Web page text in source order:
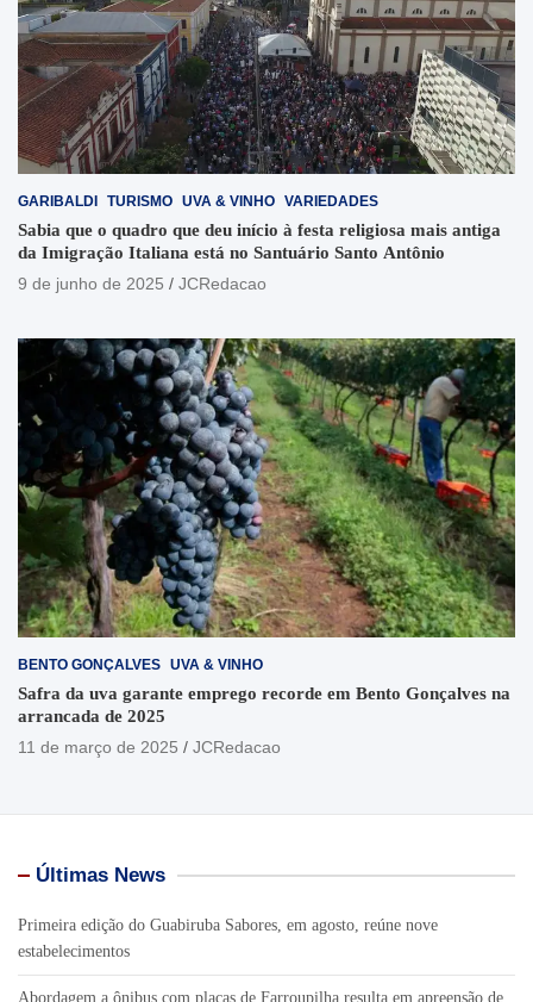
GARIBALDI TURISMO UVA & VINHO VARIEDADES
Sabia que o quadro que deu início à festa religiosa mais antiga
da Imigração Italiana está no Santuário Santo Antônio
9 de junho de 2025
JCRedacao
BENTO GONÇALVES UVA & VINHO
Safra da uva garante emprego recorde em Bento Gonçalves na
arrancada de 2025
11 de março de 2025
JCRedacao
Últimas News
Primeira edição do Guabiruba Sabores, em agosto, reúne nove
estabelecimentos
Abordagem a ônibus com placas de Farroupilha resulta em apreensão de